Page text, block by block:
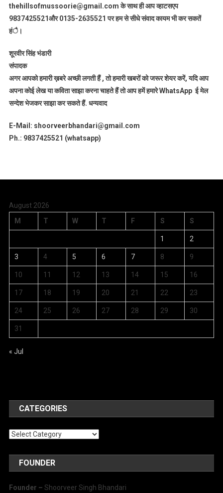
thehillsofmussoorie@gmail.com के साथ ही आप व्हाटसएप
9837425521और 0135-2635521 पर हम से सीधे संवाद कायम भी कर सकतें
हंै।
शूरवीर सिंह भंडारी
संपादक
अगर आपको हमारी ख़बरे अच्छी लगती हैं , तो हमारी खबरों को जरूर शेयर करें, यदि आप
अपना कोई लेख या कविता साझा करना चाहते हैं तो आप हमें हमारे WhatsApp ई मेल
सन्देश भेजकर साझा कर सकते हैं. धन्यवाद
E-Mail: shoorveerbhandari@gmail.com
Ph.: 9837425521 (whatsapp)
August 2026
M
T W T F S S
1 2
3 4 5 6 7 8 9
10 11 12 13 14 15 16
17 18 19 20 21 22 23
24 25 26 27 28 29 30
31
« Jul
CATEGORIES
Categories
FOUNDER
Founder – Shoorveer Singh Bhandari